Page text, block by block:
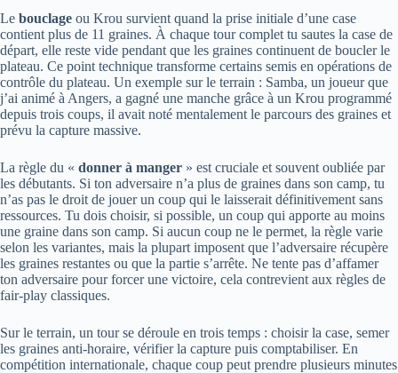
Le bouclage ou Krou survient quand la prise initiale d’une case
contient plus de 11 graines. À chaque tour complet tu sautes la case de
départ, elle reste vide pendant que les graines continuent de boucler le
plateau. Ce point technique transforme certains semis en opérations de
contrôle du plateau. Un exemple sur le terrain : Samba, un joueur que
j’ai animé à Angers, a gagné une manche grâce à un Krou programmé
depuis trois coups, il avait noté mentalement le parcours des graines et
prévu la capture massive.
La règle du « donner à manger » est cruciale et souvent oubliée par
les débutants. Si ton adversaire n’a plus de graines dans son camp, tu
n’as pas le droit de jouer un coup qui le laisserait définitivement sans
ressources. Tu dois choisir, si possible, un coup qui apporte au moins
une graine dans son camp. Si aucun coup ne le permet, la règle varie
selon les variantes, mais la plupart imposent que l’adversaire récupère
les graines restantes ou que la partie s’arrête. Ne tente pas d’affamer
ton adversaire pour forcer une victoire, cela contrevient aux règles de
fair-play classiques.
Sur le terrain, un tour se déroule en trois temps : choisir la case, semer
les graines anti-horaire, vérifier la capture puis comptabiliser. En
compétition internationale, chaque coup peut prendre plusieurs minutes